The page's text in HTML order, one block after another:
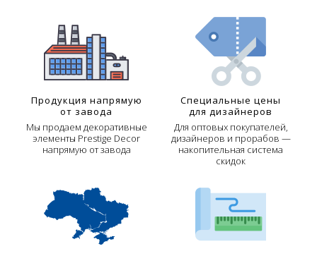
Продукция напрямую
от завода
Мы продаем декоративные
элементы Prestige Decor
напрямую от завода
Специальные цены
для дизайнеров
Для оптовых покупателей,
дизайнеров и прорабов —
накопительная система
скидок